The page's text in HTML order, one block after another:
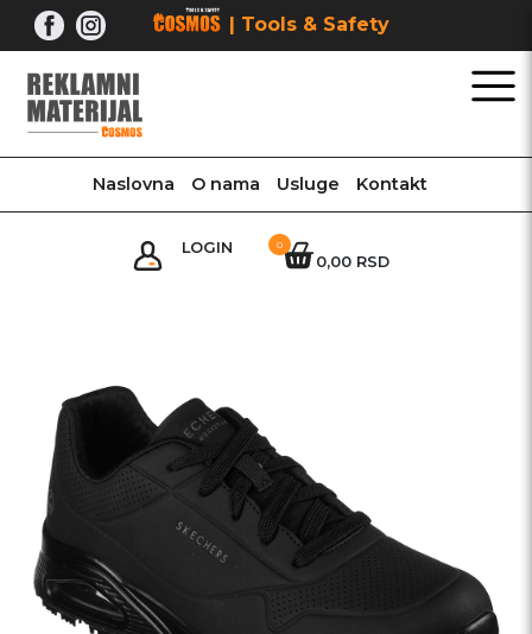
Skip
content
| Tools & Safety
Naslovna O nama Usluge Kontakt
LOGIN
0,00 RSD
0